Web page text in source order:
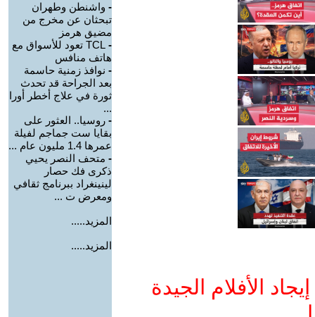
الأفلام الجيدة
- واشنطن وطهران
تبحثان عن مخرج من
مضيق هرمز
-
TCL تعود للأسواق مع
هاتف منافس
- نوافذ زمنية حاسمة
بعد الجراحة قد تحدث
ثورة في علاج أخطر أورا
...
- روسيا.. العثور على
بقايا ست جماجم لفيلة
عمرها 1.4 مليون عام ...
- متحف النصر يحيي
ذكرى فك حصار
لينينغراد ببرنامج ثقافي
ومعرض ت ...
المزيد.....
المزيد.....